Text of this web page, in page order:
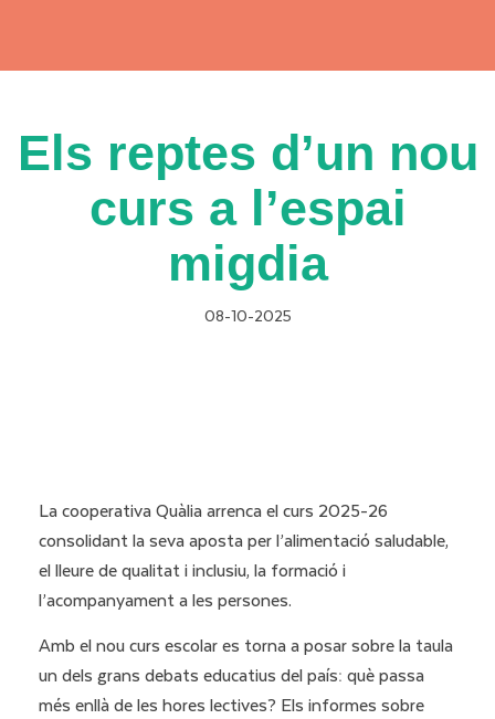
Els reptes d’un nou
curs a l’espai
migdia
08-10-2025
La cooperativa Quàlia arrenca el curs 2025-26
consolidant la seva aposta per l’alimentació saludable,
el lleure de qualitat i inclusiu, la formació i
l’acompanyament a les persones.
Amb el nou curs escolar es torna a posar sobre la taula
un dels grans debats educatius del país: què passa
més enllà de les hores lectives? Els informes sobre